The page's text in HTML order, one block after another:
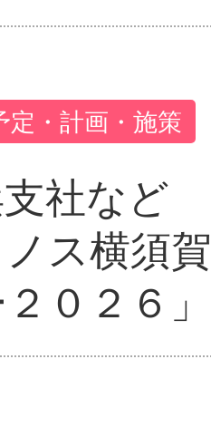
定・計画・施策
支社など
ノス横須
０２６」